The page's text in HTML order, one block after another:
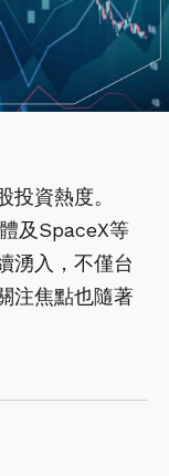
資熱度。
及SpaceX等
湧入，不僅台
注焦點也隨著